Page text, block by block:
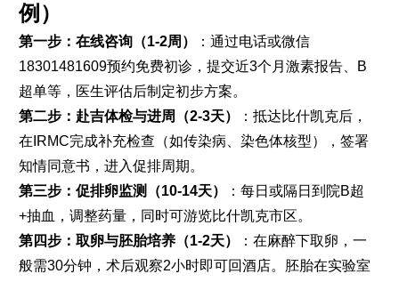
例）
第一步：在线咨询（1-2周）
：通过电话或微信
18301481609预约免费初诊，提交近3个月激素报告、B
超单等，医生评估后制定初步方案。
第二步：赴吉体检与进周（2-3天）
：抵达比什凯克后，
在IRMC完成补充检查（如传染病、染色体核型），签署
知情同意书，进入促排周期。
第三步：促排卵监测（10-14天）
：每日或隔日到院B超
+抽血，调整药量，同时可游览比什凯克市区。
第四步：取卵与胚胎培养（1-2天）
：在麻醉下取卵，一
般需30分钟，术后观察2小时即可回酒店。胚胎在实验室